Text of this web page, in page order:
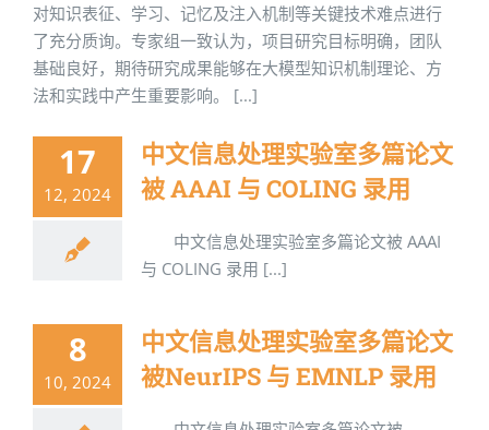
对知识表征、学习、记忆及注入机制等关键技术难点进行
了充分质询。专家组一致认为，项目研究目标明确，团队
基础良好，期待研究成果能够在大模型知识机制理论、方
法和实践中产生重要影响。 [...]
17
12, 2024
中文信息处理实验室多篇论文
被 AAAI 与 COLING 录用
中文信息处理实验室多篇论文被 AAAI
与 COLING 录用 [...]
8
10, 2024
中文信息处理实验室多篇论文
被NeurIPS 与 EMNLP 录用